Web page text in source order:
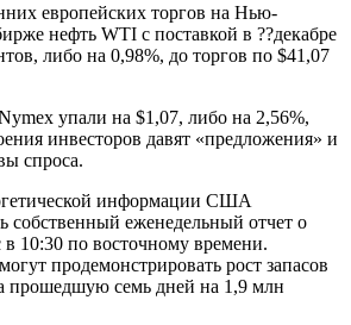
европейских торгов на Нью-
нефть WTI с поставкой в ??декабре
либо на 0,98%, до торгов по $41,07
упали на $1,07, либо на 2,56%,
инвесторов давят «предложения» и
спроса.
информации США
собственный еженедельный отчет о
в 10:30 по восточному времени.
продемонстрировать рост запасов
семь дней на 1,9 млн